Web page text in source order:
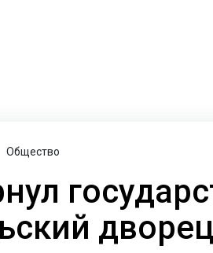
Общество